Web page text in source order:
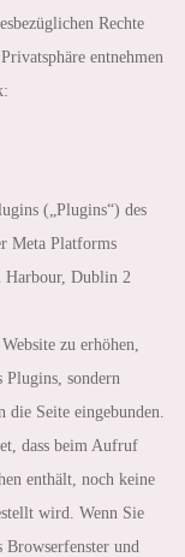
Rechte
entnehmen
(„Plugins“) des
Meta Platforms
Harbour, Dublin 2
zu erhöhen,
Plugins, sondern
Seite eingebunden.
dass beim Aufruf
enthält, noch keine
wird. Wenn Sie
und